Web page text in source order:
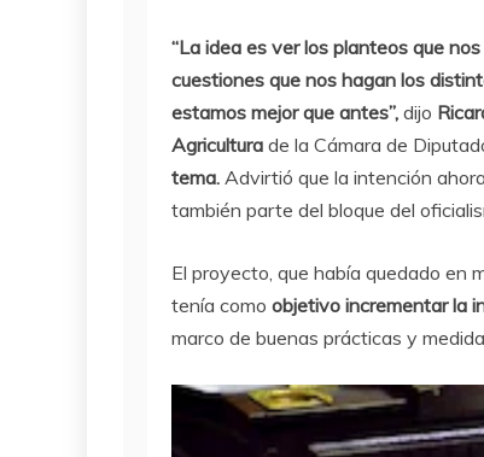
“La idea es ver los planteos que
cuestiones que nos hagan los
estamos mejor que antes”, dijo
Agricultura de la Cámara de
tema. Advirtió que la intención
también parte del bloque del
El proyecto, que había quedado en
tenía como objetivo incrementar la
marco de buenas prácticas y